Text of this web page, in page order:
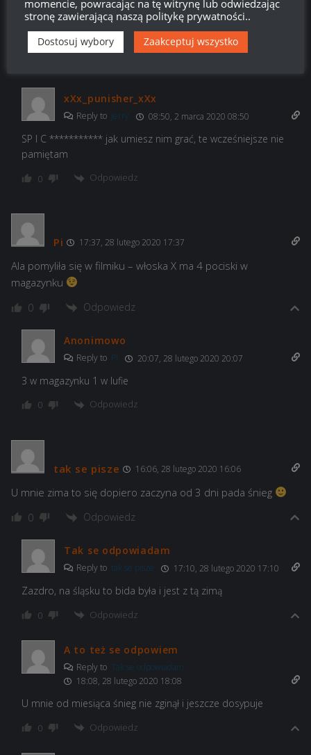
Którą linia do Leoparda 1 jest lepsza przez VK 30.02 D czy SP
xXx_punisher_xXx
Reply to Jerry 08:50, 2 marca 2020 08:50
SP I C *********** jak umiesz nim grać, te wcześniejsze nie
pamiętam
0 Odpowiedz
Pi 17:37, 28 lutego 2020 17:37
Ala pomyliła się w filmiku – włoska X ma 4 pociski w
magazynku
0 Odpowiedz
Anonimowo
Reply to Pi 20:07, 28 lutego 2020 20:07
3 w magazynku 1 w lufie
0 Odpowiedz
tak se pisze 16:06, 28 lutego 2020 16:06
U mnie zima to się dopiero zaczyna od 3 dni pada śnieg
0 Odpowiedz
Tak se odpowiadam
Reply to tak se pisze 17:10, 28 lutego 2020 17:10
Zazdro, na śląsku to bida była i jest z tą zimą
0 Odpowiedz
A to też se odpowiem
Reply to Tak se odpowiadam
18:08, 28 lutego 2020 18:08
U mnie od miesiąca śnieg nie zginął i jeszcze dosypuje
0 Odpowiedz
momencie, powracając na tę witrynę lub odwiedzając
stronę zawierającą naszą politykę prywatności..
Dostosuj wybory Zaakceptuj wszystko